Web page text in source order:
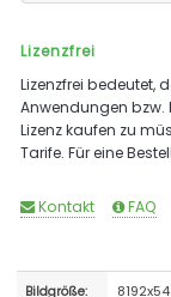
Lizenzfrei
Lizenzfrei bedeutet,
Anwendungen bzw.
Lizenz kaufen zu
Tarife. Für eine
Kontakt FAQ
Bildgröße: